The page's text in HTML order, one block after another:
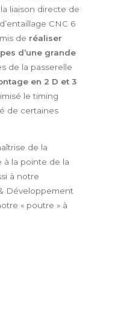
liaison directe de
CNC 6
de réaliser
d’une grande
de la passerelle
en 2 D et 3
le timing
de certaines
de la
à la pointe de la
à notre
Développement
« poutre » à